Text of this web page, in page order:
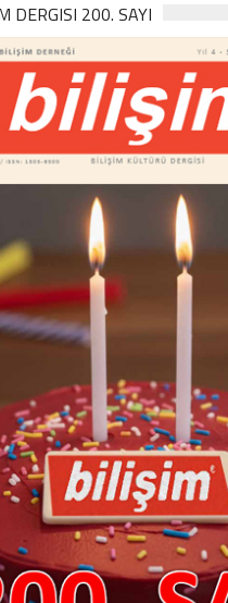
DERGISI 200. SAYI